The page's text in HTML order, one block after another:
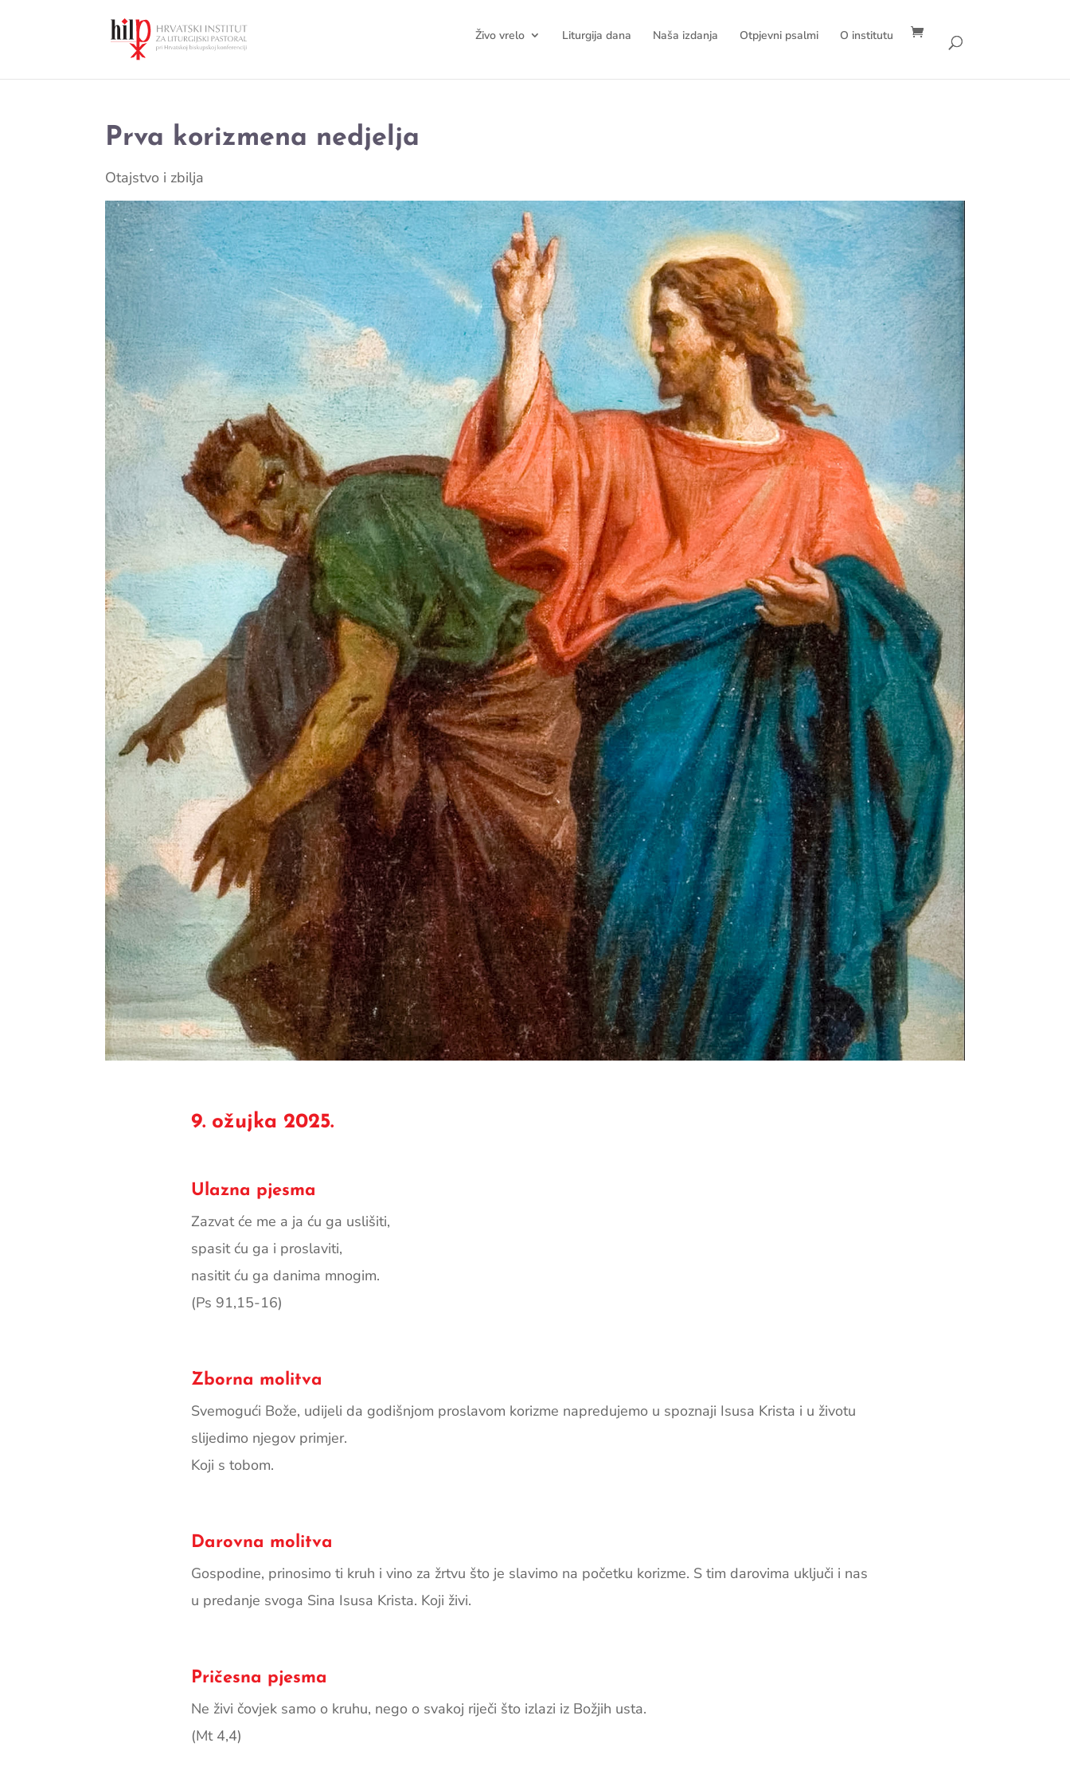
Živo vrelo Liturgija dana Naša izdanja Otpjevni psalmi O institutu
Prva korizmena nedjelja
Otajstvo i zbilja
9. ožujka 2025.
Ulazna pjesma
Zazvat će me a ja ću ga uslišiti,
spasit ću ga i proslaviti,
nasitit ću ga danima mnogim.
(Ps 91,15-16)
Zborna molitva
Svemogući Bože, udijeli da godišnjom proslavom korizme napredujemo u spoznaji Isusa Krista i u životu
slijedimo njegov primjer.
Koji s tobom.
Darovna molitva
Gospodine, prinosimo ti kruh i vino za žrtvu što je slavimo na početku korizme. S tim darovima uključi i nas
u predanje svoga Sina Isusa Krista. Koji živi.
Pričesna pjesma
Ne živi čovjek samo o kruhu, nego o svakoj riječi što izlazi iz Božjih usta.
(Mt 4,4)